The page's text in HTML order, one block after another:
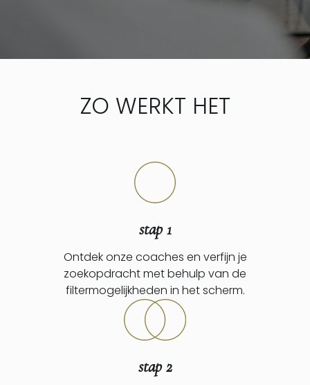
ZO WERKT HET
stap 1
Ontdek onze coaches en verfijn je
zoekopdracht met behulp van de
filtermogelijkheden in het scherm.
stap 2